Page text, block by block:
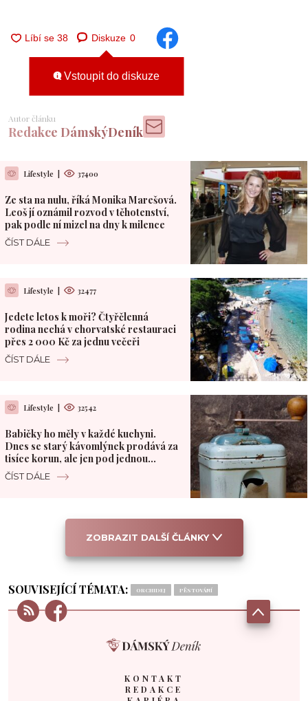
Diskuze 0
Vstoupit do diskuze
Autor článku
Redakce DámskýDeník
Lifestyle | 37400
Ze sta na nulu, říká Monika Marešová.
Leoš jí oznámil rozvod v těhotenství,
pak podle ní mizel na dny k milence
ČÍST DÁLE
Lifestyle | 32477
Jedete letos k moři? Čtyřčlenná
rodina nechá v chorvatské restauraci
přes 2 000 Kč za jednu večeři
ČÍST DÁLE
Lifestyle | 32542
Babičky ho měly v každé kuchyni.
Dnes se starý kávomlýnek prodává za
tisíce korun, ale jen pod jednou
podmínkou
ČÍST DÁLE
ZOBRAZIT DALŠÍ ČLÁNKY
SOUVISEJÍCÍ TÉMATA: ORCHIDEJ PĚSTOVÁNÍ
KONTAKT
REDAKCE